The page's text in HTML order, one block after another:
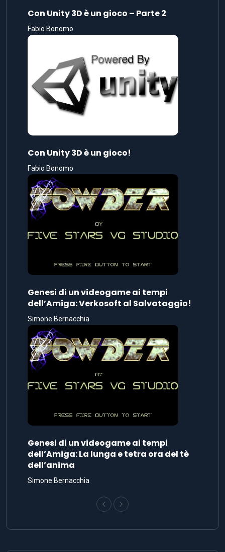
Con Unity 3D è un gioco – Parte 2
Fabio Bonomo
Con Unity 3D è un gioco!
Fabio Bonomo
Genesi di un videogame ai tempi
dell’Amiga: Verkosoft al Salvataggio!
Simone Bernacchia
Genesi di un videogame ai tempi
dell’Amiga: La lunga e tetra ora del tè
dell’anima
Simone Bernacchia